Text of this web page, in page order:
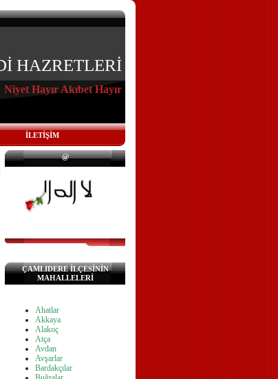
HAZRETLERİ
Niyet Hayır Akıbet Hayır
İLETİŞİM
@
ÇAMLIDERE İLÇESİNİN
MAHALLELERİ
Ahatlar
Akkaya
Alakoç
Atça
Avdan
Avşarlar
Bardakçılar